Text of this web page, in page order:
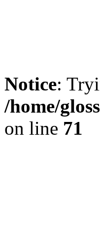
Notice:
/home/
on line 71